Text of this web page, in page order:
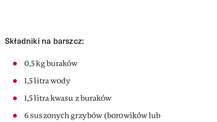
Składniki na barszcz:
0,5 kg buraków
1,5 litra wody
1,5 litra kwasu z buraków
6 suszonych grzybów (borowików lub